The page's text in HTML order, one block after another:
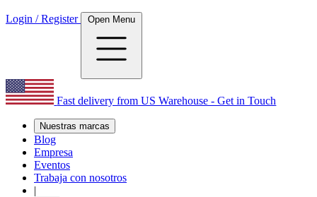
Login / Register Open Menu
Fast delivery from US Warehouse - Get in Touch
Nuestras marcas
Blog
Empresa
Eventos
Trabaja con nosotros
|